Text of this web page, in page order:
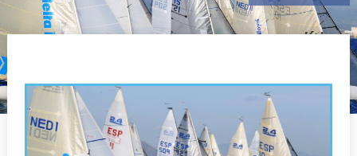
Valencia en deporte ▼
Reservas
paralíticos